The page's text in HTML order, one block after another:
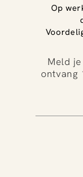
Op
Meld
ontvang